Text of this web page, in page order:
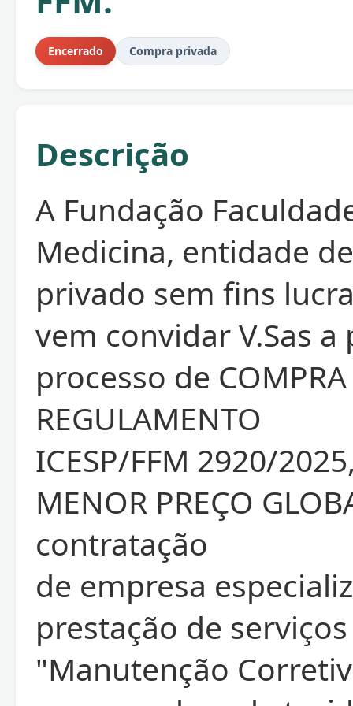
Encerrado Compra privada
Descrição
A Fundação
Medicina, entidade
privado sem fins
vem convidar V.Sas
processo de COMPRA
REGULAMENTO
ICESP/FFM 2920/
MENOR PREÇO
contratação
de empresa
prestação de
"Manutenção